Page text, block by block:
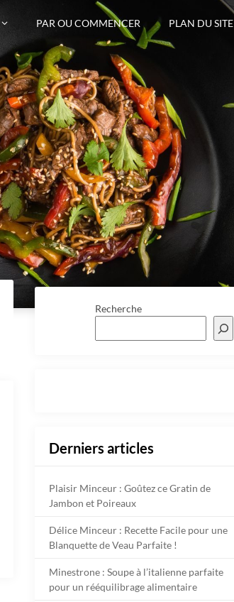
PAR OU COMMENCER PLAN DU SITE
Recherche
Derniers articles
Plaisir Minceur : Goûtez ce Gratin de
Jambon et Poireaux
Délice Minceur : Recette Facile pour une
Blanquette de Veau Parfaite !
Minestrone : Soupe à l’italienne parfaite
pour un rééquilibrage alimentaire